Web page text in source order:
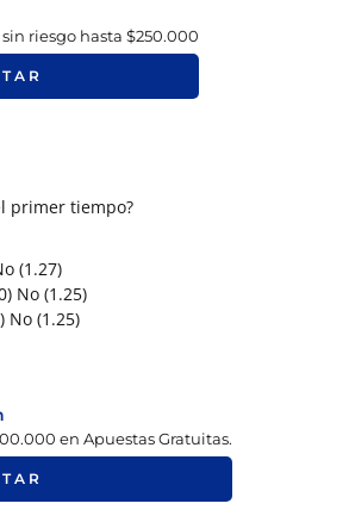
riesgo hasta $250.000
primer tiempo?
(1.27)
No (1.25)
No (1.25)
en Apuestas Gratuitas.